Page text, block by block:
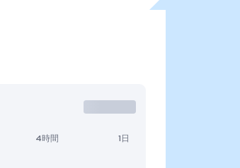
4時間 1日